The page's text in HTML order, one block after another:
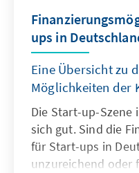
ups in
Eine Übersicht zu
Möglichkeiten der
Die Start-up-
sich gut. Sind die
für Start-ups in
unzureichend oder